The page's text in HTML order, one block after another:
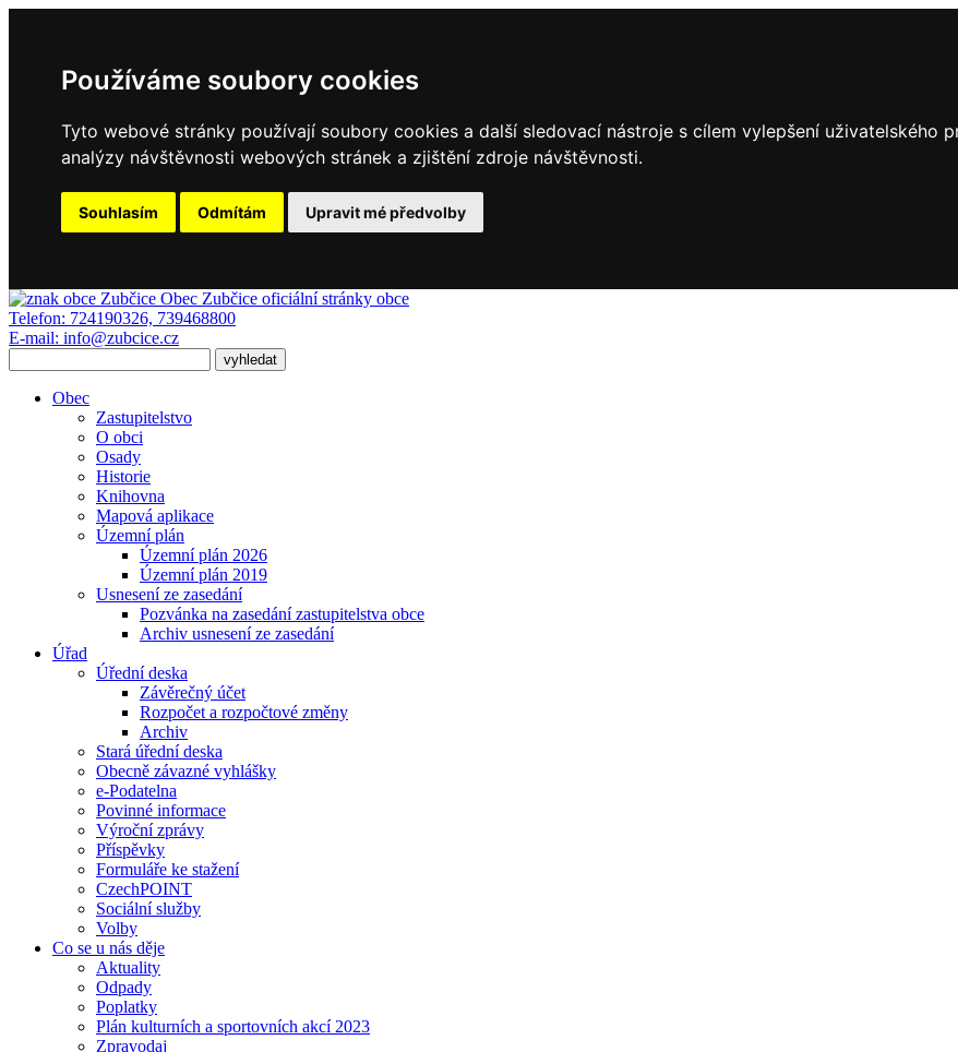
Používáme soubory cookies
Tyto webové stránky používají soubory cookies a další sledovací nástroje s cílem vylepšení uživatelského
analýzy návštěvnosti webových stránek a zjištění zdroje návštěvnosti.
Souhlasím Odmítám Upravit mé předvolby
Obec Zubčice oficiální stránky obce
Telefon: 724190326, 739468800
E-mail: info@zubcice.cz
Obec
Zastupitelstvo
O obci
Osady
Historie
Knihovna
Mapová aplikace
Územní plán
Územní plán 2026
Územní plán 2019
Usnesení ze zasedání
Pozvánka na zasedání zastupitelstva obce
Archiv usnesení ze zasedání
Úřad
Úřední deska
Závěrečný účet
Rozpočet a rozpočtové změny
Archiv
Stará úřední deska
Obecně závazné vyhlášky
e-Podatelna
Povinné informace
Výroční zprávy
Příspěvky
Formuláře ke stažení
CzechPOINT
Sociální služby
Volby
Co se u nás děje
Aktuality
Odpady
Poplatky
Plán kulturních a sportovních akcí 2023
Zpravodaj